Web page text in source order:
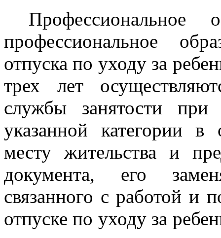
Профессиональное
профессиональное
отпуска по уходу за
трех лет
службы занятости
указанной категории
месту жительства и
документа, его
связанного с работой и
отпуске по уходу за